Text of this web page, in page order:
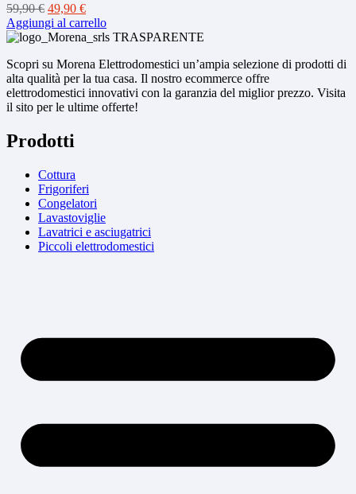
59,90€ Il
prezzo
originale
59,90 €.
49,90 €Il
prezzo
attuale
49,90 €.
Aggiungi al carrello
Scopri su Morena Elettrodomestici un’ampia selezione di prodotti di
alta qualità per la tua casa. Il nostro ecommerce offre
elettrodomestici innovativi con la garanzia del miglior prezzo. Visita
il sito per le ultime offerte!
Prodotti
Cottura
Frigoriferi
Congelatori
Lavastoviglie
Lavatrici e asciugatrici
Piccoli elettrodomestici